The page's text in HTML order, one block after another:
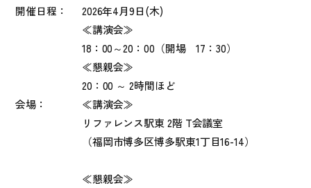
開催日程： 2026年4月9日(木)
≪講演会≫
18：00～20：00（開場 17：30）
≪懇親会≫
20：00 ～ 2時間ほど
会場：
≪講演会≫
リファレンス駅東 2階 T会議室
（福岡市博多区博多駅東1丁目16-14）
≪懇親会≫